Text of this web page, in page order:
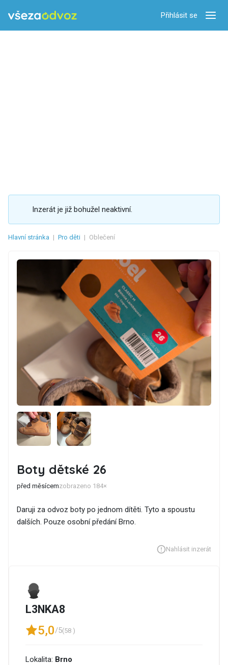
Přihlásit se
Inzerát je již bohužel neaktivní.
Hlavní stránka | Pro děti | Oblečení
Boty dětské 26
před měsícemzobrazeno 184×
Daruji za odvoz boty po jednom dítěti. Tyto a spoustu
dalších. Pouze osobní předání Brno.
Nahlásit inzerát
L3NKA8
5,0/5(58 )
Lokalita: Brno